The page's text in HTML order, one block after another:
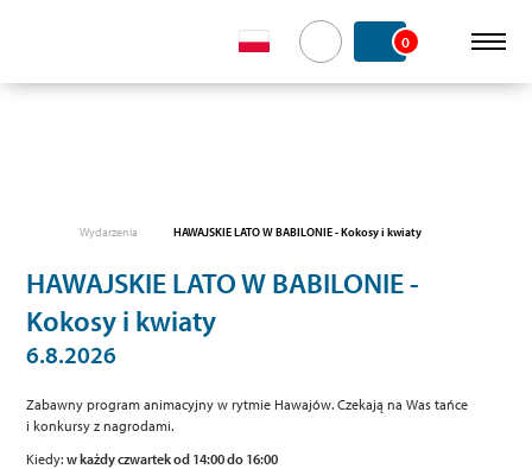
0
Wydarzenia HAWAJSKIE LATO W BABILONIE - Kokosy i kwiaty
HAWAJSKIE LATO W BABILONIE -
Kokosy i kwiaty
6.8.2026
Zabawny program animacyjny w rytmie Hawajów. Czekają na Was tańce
i konkursy z nagrodami.
Kiedy:w każdy czwartek od 14:00 do 16:00